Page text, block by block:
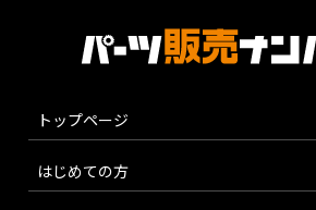
トップページ
はじめての方